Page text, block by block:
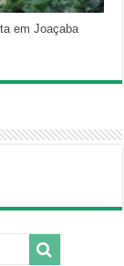
em Joaçaba